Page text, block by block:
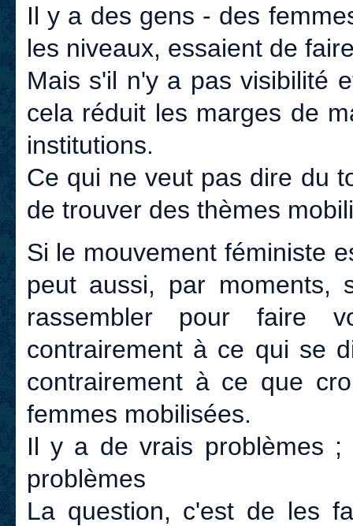
Il y a des gens - des
les niveaux, essaient de
Mais s'il n'y a pas visibilité
cela réduit les marges de
institutions.
Ce qui ne veut pas dire du
de trouver des thèmes
Si le mouvement féministe
peut aussi, par moments,
rassembler pour faire
contrairement à ce qui se
contrairement à ce que
femmes mobilisées.
Il y a de vrais problèmes
problèmes
La question, c'est de les